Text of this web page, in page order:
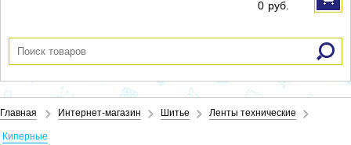
0 руб.
Главная Интернет-магазин Шитье Ленты технические
Киперные